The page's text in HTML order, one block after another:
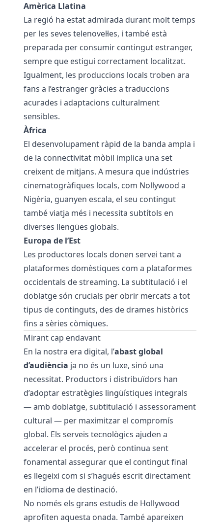
Amèrica Llatina
La regió ha estat admirada durant molt temps
per les seves telenovel·les, i també està
preparada per consumir contingut estranger,
sempre que estigui correctament localitzat.
Igualment, les produccions locals troben ara
fans a l’estranger gràcies a traduccions
acurades i adaptacions culturalment
sensibles.
Àfrica
El desenvolupament ràpid de la banda ampla i
de la connectivitat mòbil implica una set
creixent de mitjans. A mesura que indústries
cinematogràfiques locals, com Nollywood a
Nigèria, guanyen escala, el seu contingut
també viatja més i necessita subtítols en
diverses llengües globals.
Europa de l’Est
Les productores locals donen servei tant a
plataformes domèstiques com a plataformes
occidentals de streaming. La subtitulació i el
doblatge són crucials per obrir mercats a tot
tipus de continguts, des de drames històrics
fins a sèries còmiques.
Mirant cap endavant
En la nostra era digital, l’abast global
d’audiència ja no és un luxe, sinó una
necessitat. Productors i distribuïdors han
d’adoptar estratègies lingüístiques integrals
— amb doblatge, subtitulació i assessorament
cultural — per maximitzar el compromís
global. Els serveis tecnològics ajuden a
accelerar el procés, però continua sent
fonamental assegurar que el contingut final
es llegeixi com si s’hagués escrit directament
en l’idioma de destinació.
No només els grans estudis de Hollywood
aprofiten aquesta onada. També apareixen